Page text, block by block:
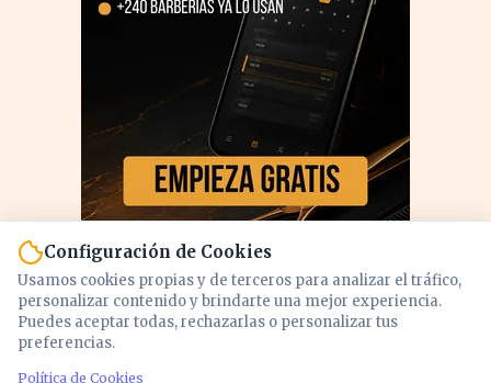
Configuración de Cookies
Usamos cookies propias y de terceros para analizar el tráfico,
personalizar contenido y brindarte una mejor experiencia.
Puedes aceptar todas, rechazarlas o personalizar tus
preferencias.
Política de Cookies